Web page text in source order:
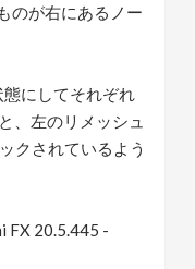
のが右にあるノー
にしてそれぞれ
、左のリメッシュ
クされているよう
FX 20.5.445 -